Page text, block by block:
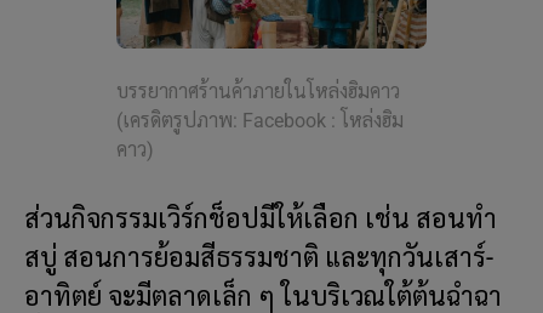
บรรยากาศร้านค้าภายในโหล่งฮิมคาว
(เครดิตรูปภาพ: Facebook : โหล่งฮิม
คาว)
ส่วนกิจกรรมเวิร์กช็อปมีให้เลือก เช่น สอนทำ
สบู่ สอนการย้อมสีธรรมชาติ และทุกวันเสาร์-
อาทิตย์ จะมีตลาดเล็ก ๆ ในบริเวณใต้ต้นฉำฉา